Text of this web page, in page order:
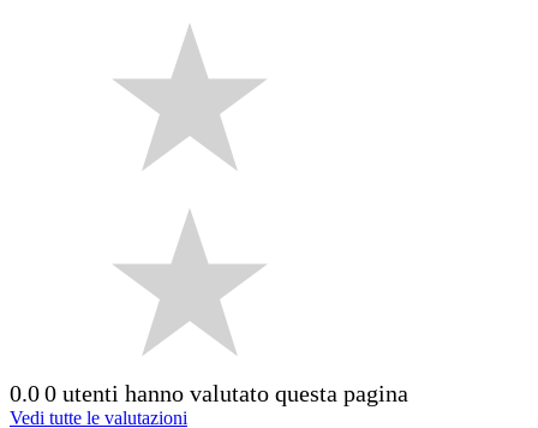
0.00 utenti hanno valutato questa pagina
Vedi tutte le valutazioni